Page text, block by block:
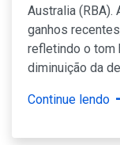
Australia (RBA).
ganhos
refletindo o tom
diminuição da
Continue lendo